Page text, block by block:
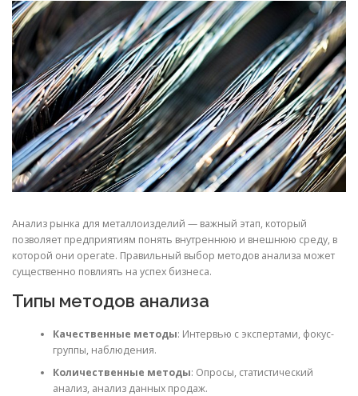
СВОЙСТВА МЕТАЛЛОВ СОРТА МЕТАЛЛОВ
СТАТЬИ
Анализ рынка для металлоизделий — важный этап, который
позволяет предприятиям понять внутреннюю и внешнюю среду, в
которой они operate. Правильный выбор методов анализа может
существенно повлиять на успех бизнеса.
Типы методов анализа
Качественные методы: Интервью с экспертами, фокус-
группы, наблюдения.
Количественные методы: Опросы, статистический
анализ, анализ данных продаж.